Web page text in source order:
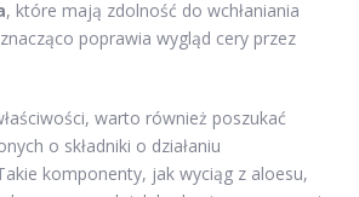
, które mają zdolność do wchłaniania
poprawia wygląd cery przez
warto również poszukać
o składniki o działaniu
komponenty, jak wyciąg z aloesu,